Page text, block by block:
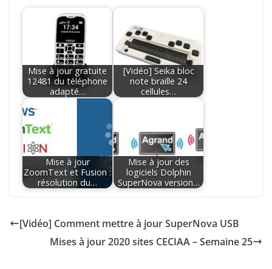
Mise à jour gratuite
12481 du téléphone
adapté…
[Vidéo] Seika bloc
note braille 24
cellules…
Mise à jour
ZoomText et Fusion :
résolution du…
Mise à jour des
logiciels Dolphin
SuperNova version…
[Vidéo] Comment mettre à jour SuperNova USB
Mises à jour 2020 sites CECIAA – Semaine 25